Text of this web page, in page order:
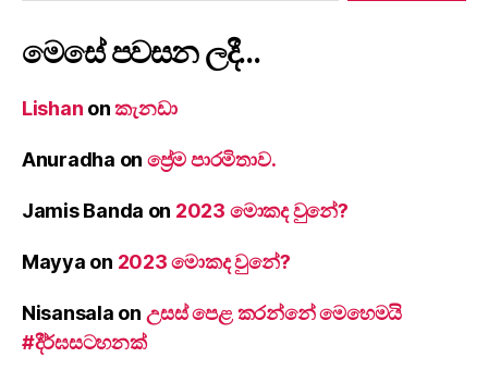
මෙසේ පවසන ලදී…
Lishan onකැනඩා
Anuradha on ප්‍රේම පාරමිතාව.
Jamis Banda on 2023 මොකද වුනේ?
Mayya on 2023 මොකද වුනේ?
Nisansala on උසස් පෙළ කරන්නේ මෙහෙමයි
#දීර්ඝසටහනක්